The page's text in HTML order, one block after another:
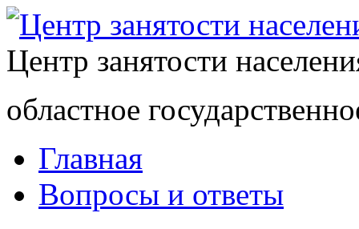
Центр занятости
областное
Главная
Вопросы и ответы